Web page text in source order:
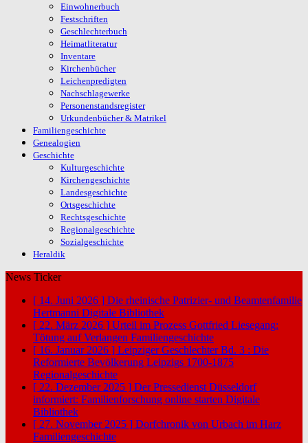
Einwohnerbuch
Festschriften
Geschlechterbuch
Heimatliteratur
Inventare
Kirchenbücher
Leichenpredigten
Nachschlagewerke
Personenstandsregister
Urkundenbücher & Matrikel
Familiengeschichte
Genealogien
Geschichte
Kulturgeschichte
Kirchengeschichte
Landesgeschichte
Ortsgeschichte
Rechtsgeschichte
Regionalgeschichte
Sozialgeschichte
Heraldik
News Ticker
[ 14. Juni 2026 ] Die rheinische Patrizier- und Beamtenfamilie
Hertmanni Digitale Bibliothek
[ 22. März 2026 ] Urteil im Prozess Gottfried Liesegang:
Tötung auf Verlangen Familiengeschichte
[ 16. Januar 2026 ] Leipziger Geschlechter Bd. 3 : Die
Reformierte Bevölkerung Leipzigs 1700-1875
Regionalgeschichte
[ 22. Dezember 2025 ] Der Pressedienst Düsseldorf
informiert: Familienforschung online starten Digitale
Bibliothek
[ 27. November 2025 ] Dorfchronik von Urbach im Harz
Familiengeschichte